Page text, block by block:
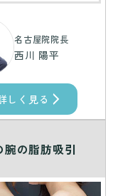
名古屋院院長
西川 陽平
しく見る
腕の脂肪吸引